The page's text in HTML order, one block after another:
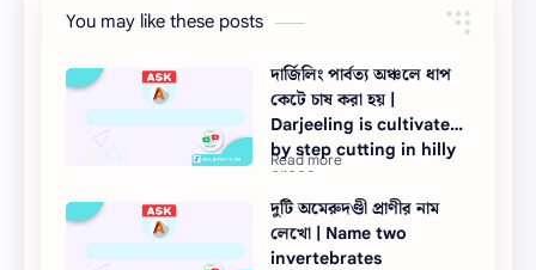
You may like these posts
দার্জিলিং পার্বত্য অঞ্চলে ধাপ
কেটে চাষ করা হয় |
Darjeeling is cultivated
by step cutting in hilly
areas
দুটি অমেরুদণ্ডী প্রাণীর নাম
লেখো | Name two
invertebrates